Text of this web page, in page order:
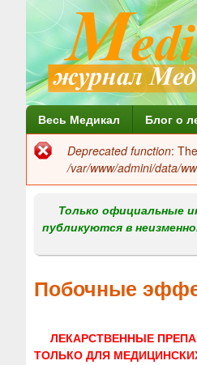
Г
л
н
м
н
Весь Медикал Блог о
Сообщение
об
ошибке
Deprecated function:
/var/www/admini/data/
Только официальные
публикуются в
Побочные
ЛЕКАРСТВЕННЫЕ
ТОЛЬКО ДЛЯ